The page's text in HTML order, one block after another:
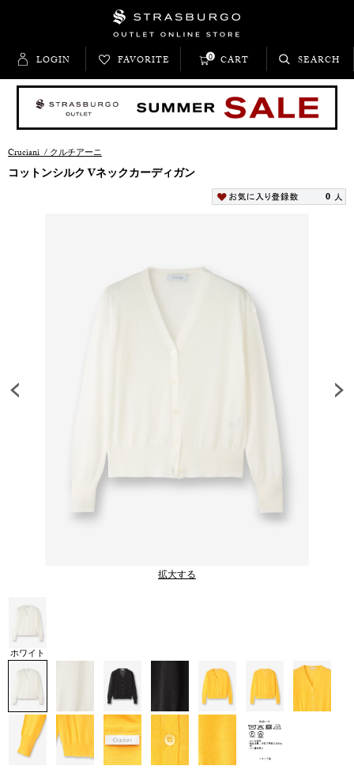
LOGIN FAVORITE CART
0 SEARCH
Cruciani/クルチアーニ
コットンシルク Vネックカーディガン
0
拡大する
ホワイト